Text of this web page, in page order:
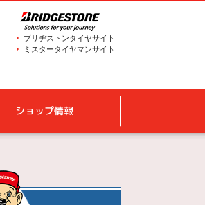
ブリヂストンタイヤサイト
ミスタータイヤマンサイト
ショップ情報